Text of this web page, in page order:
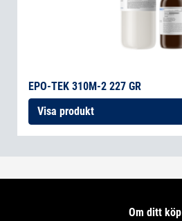
EPO-TEK 310M-2 227 GR
Visa produkt
Om ditt köp